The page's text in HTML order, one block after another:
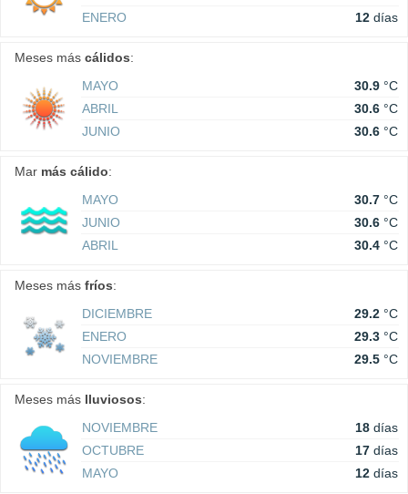
ENERO
12 días
Meses más cálidos:
MAYO
30.9 °C
ABRIL
30.6 °C
JUNIO
30.6 °C
Mar más cálido:
MAYO
30.7 °C
JUNIO
30.6 °C
ABRIL
30.4 °C
Meses más fríos:
DICIEMBRE
29.2 °C
ENERO
29.3 °C
NOVIEMBRE
29.5 °C
Meses más lluviosos:
NOVIEMBRE
18 días
OCTUBRE
17 días
MAYO
12 días